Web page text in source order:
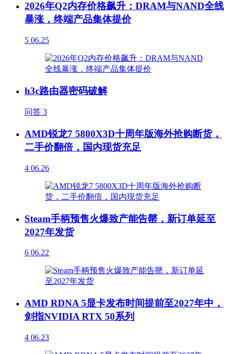
2026年Q2内存价格飙升：DRAM与NAND全线
暴涨，终端产品集体提价
5 06.25
h3c路由器密码破解
问答 3
AMD锐龙7 5800X3D十周年版海外抢购断货，
二手价翻倍，国内现货充足
4 06.26
Steam手柄预售火爆致产能告罄，新订单延至
2027年发货
6 06.22
AMD RDNA 5显卡发布时间提前至2027年中，
剑指NVIDIA RTX 50系列
4 06.23